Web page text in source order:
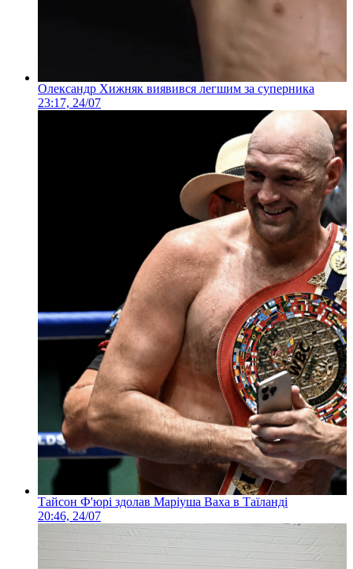
Олександр Хижняк виявився легшим за суперника
23:17, 24/07
Тайсон Ф'юрі здолав Маріуша Ваха в Таїланді
20:46, 24/07